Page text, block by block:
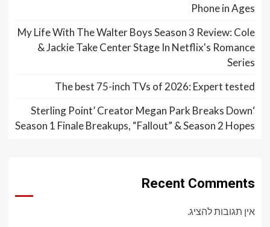
Phone in Ages
My Life With The Walter Boys Season 3 Review: Cole
& Jackie Take Center Stage In Netflix's Romance
Series
The best 75-inch TVs of 2026: Expert tested
‘Sterling Point’ Creator Megan Park Breaks Down
Season 1 Finale Breakups, “Fallout” & Season 2 Hopes
Recent Comments
אין תגובות להציג.